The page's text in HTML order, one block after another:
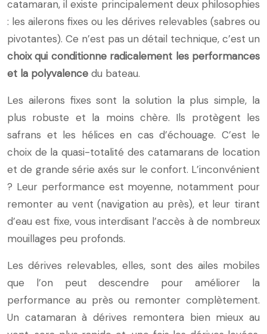
catamaran, il existe principalement deux philosophies
: les ailerons fixes ou les dérives relevables (sabres ou
pivotantes). Ce n’est pas un détail technique, c’est un
choix qui conditionne radicalement les performances
et la polyvalence du bateau.
Les ailerons fixes sont la solution la plus simple, la
plus robuste et la moins chère. Ils protègent les
safrans et les hélices en cas d’échouage. C’est le
choix de la quasi-totalité des catamarans de location
et de grande série axés sur le confort. L’inconvénient
? Leur performance est moyenne, notamment pour
remonter au vent (navigation au près), et leur tirant
d’eau est fixe, vous interdisant l’accès à de nombreux
mouillages peu profonds.
Les dérives relevables, elles, sont des ailes mobiles
que l’on peut descendre pour améliorer la
performance au près ou remonter complètement.
Un catamaran à dérives remontera bien mieux au